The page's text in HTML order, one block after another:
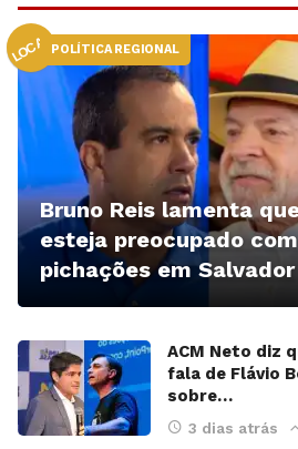
LOCALPOLÍTICA REGIONAL
Bruno Reis lamenta
esteja preocupado com
pichações em Salvador
ACM Neto diz
fala de Flávio
sobre…
3 dias atrás